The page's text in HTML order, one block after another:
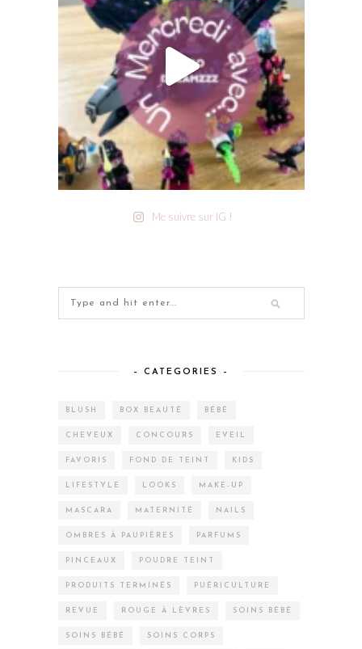
Me suivre sur IG !
– CATEGORIES –
BLUSH BOX BEAUTÉ BÉBÉ
CHEVEUX CONCOURS EVEIL
FAVORIS FOND DE TEINT KIDS
LIFESTYLE LOOKS MAKE-UP
MASCARA MATERNITÉ NAILS
OMBRES À PAUPIÈRES PARFUMS
PINCEAUX POUDRE TEINT
PRODUITS TERMINÉS PUÉRICULTURE
REVUE ROUGE À LÈVRES SOINS BÉBÉ
SOINS BÉBÉ SOINS CORPS